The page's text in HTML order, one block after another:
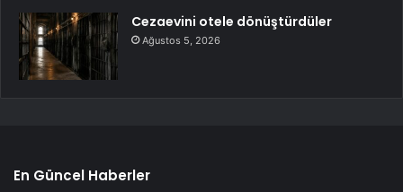
Cezaevini otele dönüştürdüler
Ağustos 5, 2026
En Güncel Haberler